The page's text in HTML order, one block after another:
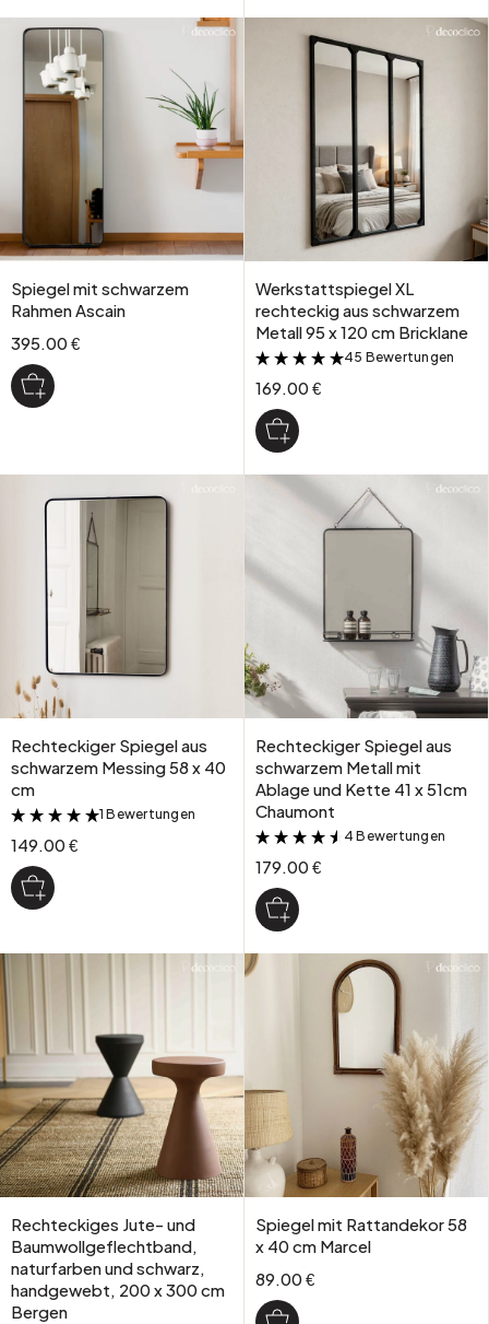
Spiegel mit schwarzem
Rahmen Ascain
395.00 €
Werkstattspiegel XL
rechteckig aus schwarzem
Metall 95 x 120 cm Bricklane
&
45 Bewertungen
169.00 €
Rechteckiger Spiegel aus
schwarzem Messing 58 x 40
cm
&
1 Bewertungen
149.00 €
Rechteckiger Spiegel aus
schwarzem Metall mit
Ablage und Kette 41 x 51cm
Chaumont
&
4 Bewertungen
179.00 €
Rechteckiges Jute- und
Baumwollgeflechtband,
naturfarben und schwarz,
handgewebt, 200 x 300 cm
Bergen
Spiegel mit Rattandekor 58
x 40 cm Marcel
89.00 €